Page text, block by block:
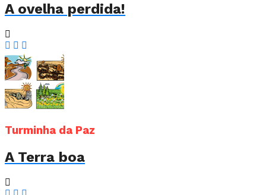
A ovelha perdida!
Turminha da Paz
A Terra boa